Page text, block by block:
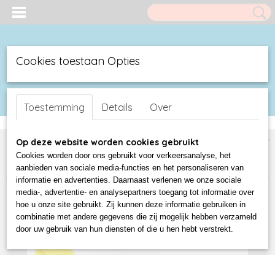
Inloggen Registreren
Home >Duck Shop> Luxe Badeendjes BUD Duck
NEW 3D Blister
bud ducks since 2015>New BUD DUCK in Blister>LUXURY
BAUHAUS DUCK
Cookies toestaan Opties
Toestemming Details Over
Op deze website worden cookies gebruikt
Cookies worden door ons gebruikt voor verkeersanalyse, het
aanbieden van sociale media-functies en het personaliseren van
informatie en advertenties. Daarnaast verlenen we onze sociale
media-, advertentie- en analysepartners toegang tot informatie over
hoe u onze site gebruikt. Zij kunnen deze informatie gebruiken in
combinatie met andere gegevens die zij mogelijk hebben verzameld
door uw gebruik van hun diensten of die u hen hebt verstrekt.